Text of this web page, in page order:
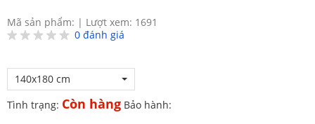
Mã sản phẩm: | Lượt xem: 1691
0 đánh giá
140x180 cm
Tình trạng: Còn hàng Bảo hành: